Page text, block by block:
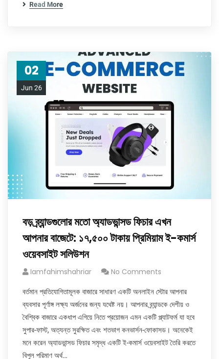
Read More
02
Jun 26
বড় ব্র্যান্ডগুলোর মতো অ্যাডভান্সড ফিচার এখন
আপনার বাজেটে: ১৭,৫০০ টাকায় প্রিমিয়াম ই-কমার্স
ওয়েবসাইট সলিউশন
Iamfahimshahriar No Comments
বর্তমান প্রতিযোগিতামূলক বাজারে সাধারণ একটি অনলাইন স্টোর আপনার
ব্যবসার পূর্ণাঙ্গ লক্ষ্য অর্জনের জন্য যথেষ্ট নয়। আপনার ব্র্যান্ডকে দেশীয় ও
বৈশ্বিক বাজারে একধাপ এগিয়ে নিতে প্রয়োজন এমন একটি প্ল্যাটফর্ম যা হবে
সুপার-ফাস্ট, অত্যন্ত সুরক্ষিত এবং শতভাগ কনভার্সন-ফোকাসড। অনেকেই
মনে করেন অ্যাডভান্সড ফিচার সমৃদ্ধ একটি ই-কমার্স ওয়েবসাইট তৈরি করতে
বিপুল পরিমাণ অর্থ…